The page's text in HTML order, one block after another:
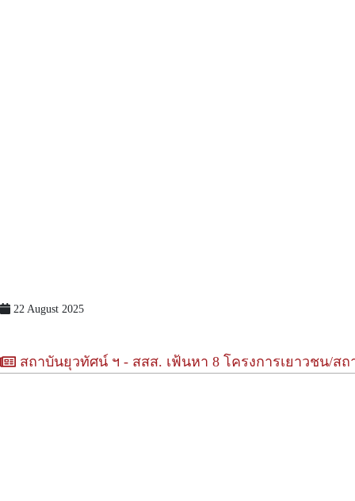
22 August 2025
สถาบันยุวทัศน์ ฯ - สสส. เฟ้นหา 8 โครงการเยาวชน/ส